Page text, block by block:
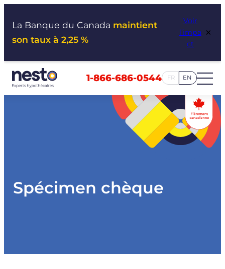
La Banque du Canada maintient
son taux à 2,25 %
Voir
l’impa
ct
×
1-866-686-0544 FR EN
Spécimen chèque